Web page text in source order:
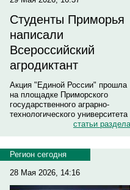
Студенты Приморья
написали
Всероссийский
агродиктант
Акция "Единой России" прошла
на площадке Приморского
государственного аграрно-
технологического университета
статьи раздела
Регион сегодня
28 Мая 2026, 14:16